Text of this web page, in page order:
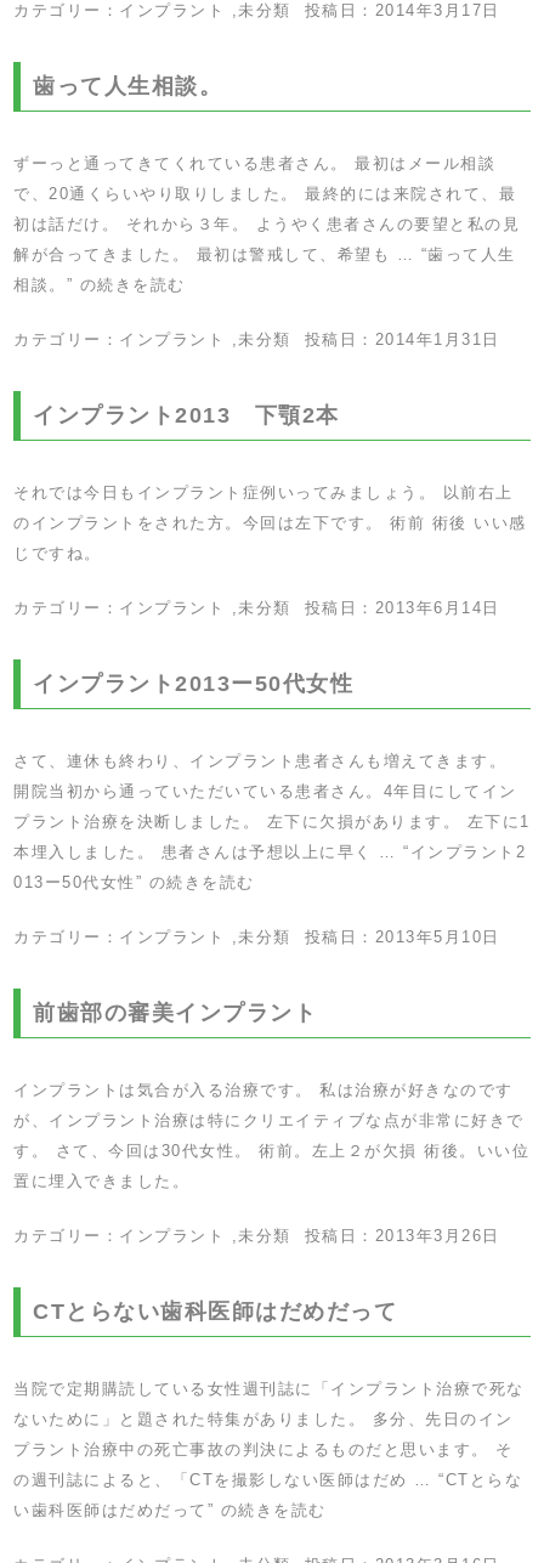
カテゴリー： インプラント ,未分類 投稿日： 2014年3月17日
歯って人生相談。
ずーっと通ってきてくれている患者さん。 最初はメール相談
で、20通くらいやり取りしました。 最終的には来院されて、最
初は話だけ。 それから３年。 ようやく患者さんの要望と私の見
解が合ってきました。 最初は警戒して、希望も … “歯って人生
相談。” の続きを読む
カテゴリー： インプラント ,未分類 投稿日： 2014年1月31日
インプラント2013 下顎2本
それでは今日もインプラント症例いってみましょう。 以前右上
のインプラントをされた方。今回は左下です。 術前 術後 いい感
じですね。
カテゴリー： インプラント ,未分類 投稿日： 2013年6月14日
インプラント2013ー50代女性
さて、連休も終わり、インプラント患者さんも増えてきます。
開院当初から通っていただいている患者さん。4年目にしてイン
プラント治療を決断しました。 左下に欠損があります。 左下に1
本埋入しました。 患者さんは予想以上に早く …“インプラント2
013ー50代女性” の続きを読む
カテゴリー： インプラント ,未分類 投稿日： 2013年5月10日
前歯部の審美インプラント
インプラントは気合が入る治療です。 私は治療が好きなのです
が、インプラント治療は特にクリエイティブな点が非常に好きで
す。 さて、今回は30代女性。 術前。左上２が欠損 術後。いい位
置に埋入できました。
カテゴリー： インプラント ,未分類 投稿日： 2013年3月26日
CTとらない歯科医師はだめだって
当院で定期購読している女性週刊誌に「インプラント治療で死な
ないために」と題された特集がありました。 多分、先日のイン
プラント治療中の死亡事故の判決によるものだと思います。 そ
の週刊誌によると、「CTを撮影しない医師はだめ …“CTとらな
い歯科医師はだめだって” の続きを読む